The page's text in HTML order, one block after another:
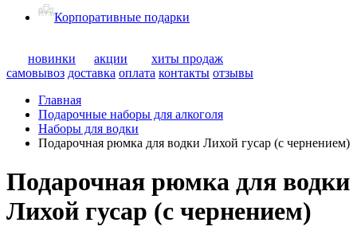
Корпоративные подарки
новинки акции
хиты продаж
самовывоз доставка оплата контакты отзывы
Главная
Подарочные наборы для алкоголя
Наборы для водки
Подарочная рюмка для водки Лихой гусар (с чернением)
Подарочная рюмка для водки
Лихой гусар (с чернением)